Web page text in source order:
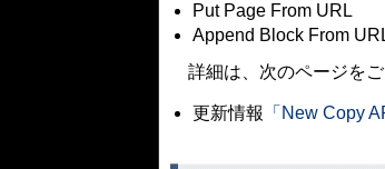
Put Page From URL
Append Block From
詳細は、次のページをご
更新情報 「New Copy